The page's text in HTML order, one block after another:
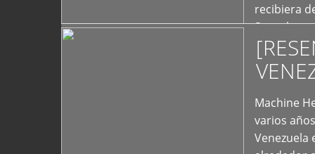
recibiera
Store los
Machine
varios
Venezuela